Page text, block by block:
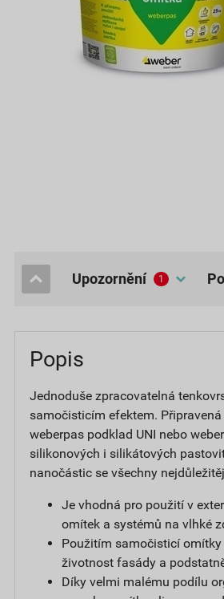
upozornění 1
Popis
Jednoduše zpracovatelná
samočisticím efektem.
weberpas podklad UNI nebo
silikonových i silikátových
nanočástic se všechny
Je vhodná pro použití v
omítek a systémů na vlhké
Použitím samočisticí omítky
životnost fasády a
Díky velmi malému podílu